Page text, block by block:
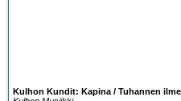
Kulhon Kundit: Kapina / Tuhannen